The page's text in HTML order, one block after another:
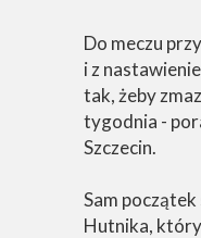
Do meczu
i z
tak, żeby
tygodnia -
Szczecin.
Sam początek
Hutnika,